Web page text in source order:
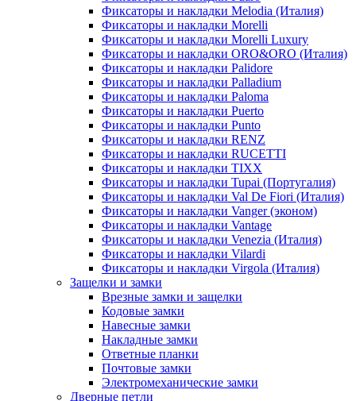
Фиксаторы и накладки Melodia (Италия)
Фиксаторы и накладки Morelli
Фиксаторы и накладки Morelli Luxury
Фиксаторы и накладки ORO&ORO (Италия)
Фиксаторы и накладки Palidore
Фиксаторы и накладки Palladium
Фиксаторы и накладки Paloma
Фиксаторы и накладки Puerto
Фиксаторы и накладки Punto
Фиксаторы и накладки RENZ
Фиксаторы и накладки RUCETTI
Фиксаторы и накладки TIXX
Фиксаторы и накладки Tupai (Португалия)
Фиксаторы и накладки Val De Fiori (Италия)
Фиксаторы и накладки Vanger (эконом)
Фиксаторы и накладки Vantage
Фиксаторы и накладки Venezia (Италия)
Фиксаторы и накладки Vilardi
Фиксаторы и накладки Virgola (Италия)
Защелки и замки
Врезные замки и защелки
Кодовые замки
Навесные замки
Накладные замки
Ответные планки
Почтовые замки
Электромеханические замки
Дверные петли